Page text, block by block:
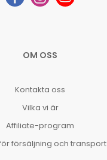
OM OSS
Kontakta oss
Vilka vi är
Affiliate-program
försäljning och transport